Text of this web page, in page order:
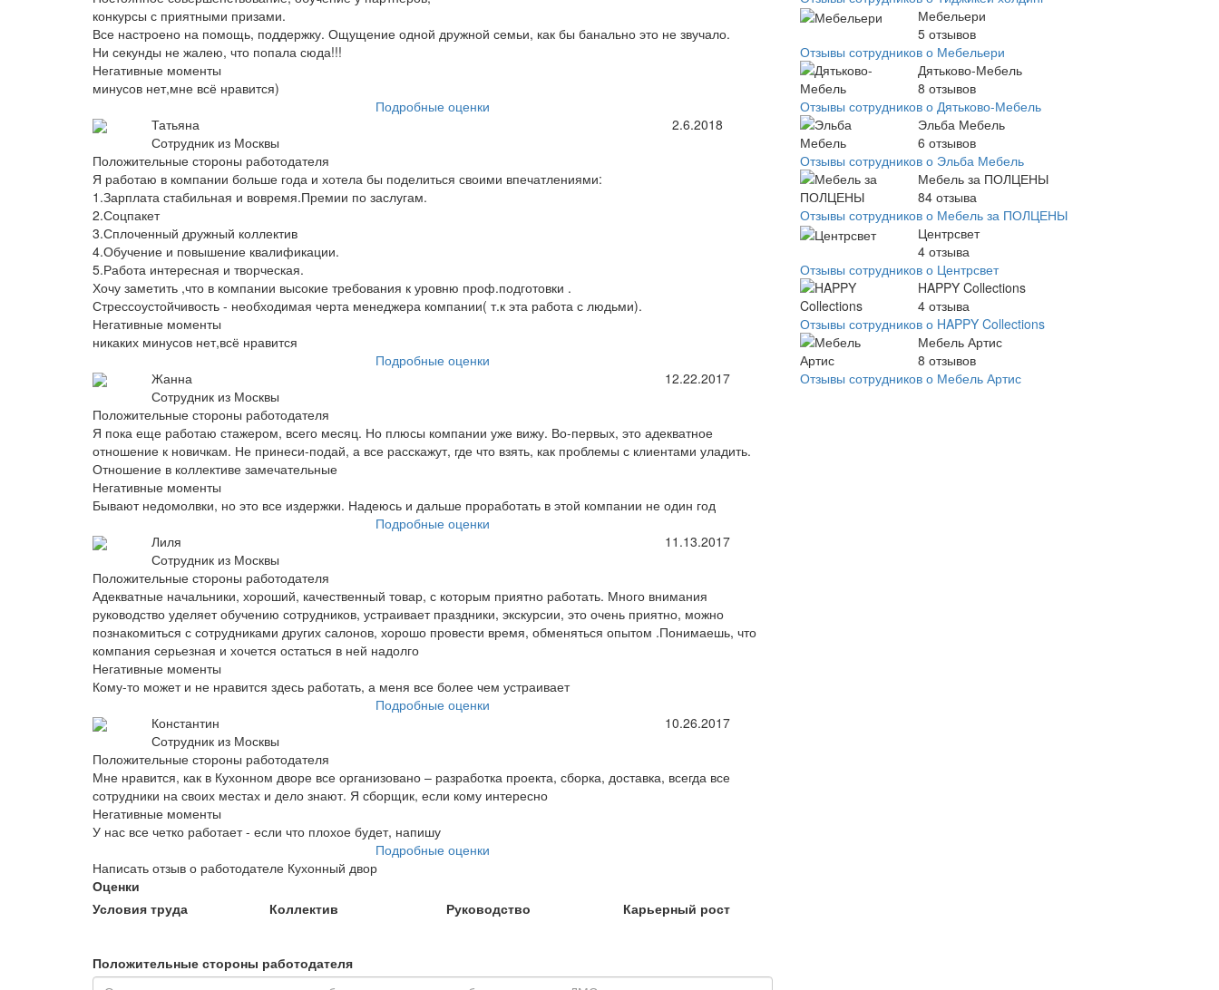
конкурсы с приятными призами.
Все настроено на помощь, поддержку. Ощущение одной дружной семьи, как бы банально это не звучало.
Ни секунды не жалею, что попала сюда!!!
Негативные моменты
минусов нет,мне всё нравится)
Подробные оценки
Татьяна
Сотрудник из Москвы
2.6.2018
Положительные стороны работодателя
Я работаю в компании больше года и хотела бы поделиться своими впечатлениями:
1.Зарплата стабильная и вовремя.Премии по заслугам.
2.Соцпакет
3.Сплоченный дружный коллектив
4.Обучение и повышение квалификации.
5.Работа интересная и творческая.
Хочу заметить ,что в компании высокие требования к уровню проф.подготовки .
Стрессоустойчивость - необходимая черта менеджера компании( т.к эта работа с людьми).
Негативные моменты
никаких минусов нет,всё нравится
Подробные оценки
Жанна
Сотрудник из Москвы
12.22.2017
Положительные стороны работодателя
Я пока еще работаю стажером, всего месяц. Но плюсы компании уже вижу. Во-первых, это адекватное
отношение к новичкам. Не принеси-подай, а все расскажут, где что взять, как проблемы с клиентами уладить.
Отношение в коллективе замечательные
Негативные моменты
Бывают недомолвки, но это все издержки. Надеюсь и дальше проработать в этой компании не один год
Подробные оценки
Лиля
Сотрудник из Москвы
11.13.2017
Положительные стороны работодателя
Адекватные начальники, хороший, качественный товар, с которым приятно работать. Много внимания
руководство уделяет обучению сотрудников, устраивает праздники, экскурсии, это очень приятно, можно
познакомиться с сотрудниками других салонов, хорошо провести время, обменяться опытом .Понимаешь, что
компания серьезная и хочется остаться в ней надолго
Негативные моменты
Кому-то может и не нравится здесь работать, а меня все более чем устраивает
Подробные оценки
Константин
Сотрудник из Москвы
10.26.2017
Положительные стороны работодателя
Мне нравится, как в Кухонном дворе все организовано – разработка проекта, сборка, доставка, всегда все
сотрудники на своих местах и дело знают. Я сборщик, если кому интересно
Негативные моменты
У нас все четко работает - если что плохое будет, напишу
Подробные оценки
Написать отзыв о работодателе Кухонный двор
Оценки
Условия труда
Коллектив Руководство Карьерный рост
Положительные стороны работодателя
Мебельери
5 отзывов
Отзывы сотрудников о Мебельери
Дятьково-Мебель
8 отзывов
Отзывы сотрудников о Дятьково-Мебель
Эльба Мебель
6 отзывов
Отзывы сотрудников о Эльба Мебель
Мебель за ПОЛЦЕНЫ
84 отзыва
Отзывы сотрудников о Мебель за ПОЛЦЕНЫ
Центрсвет
4 отзыва
Отзывы сотрудников о Центрсвет
HAPPY Collections
4 отзыва
Отзывы сотрудников о HAPPY Collections
Мебель Артис
8 отзывов
Отзывы сотрудников о Мебель Артис